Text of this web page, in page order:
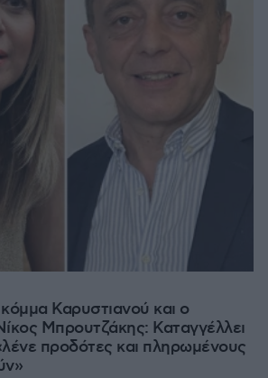
κόμμα Καρυστιανού και ο
Μπρουτζάκης: Καταγγέλλει
προδότες και πληρωμένους